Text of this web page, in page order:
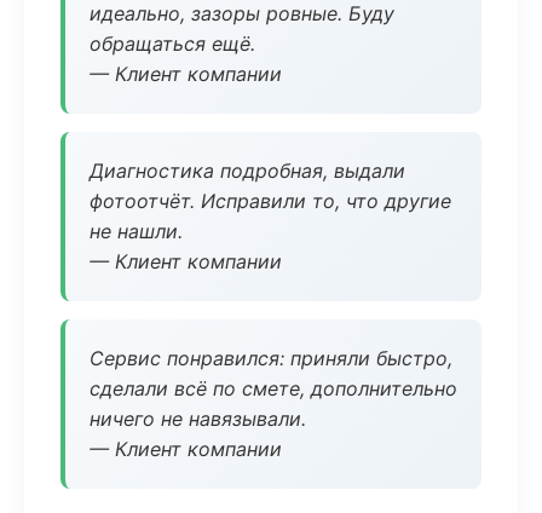
идеально, зазоры ровные. Буду
обращаться ещё.
— Клиент компании
Диагностика подробная, выдали
фотоотчёт. Исправили то, что другие
не нашли.
— Клиент компании
Сервис понравился: приняли быстро,
сделали всё по смете, дополнительно
ничего не навязывали.
— Клиент компании